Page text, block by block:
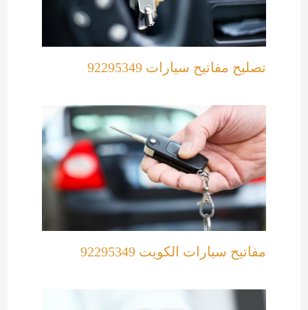
تصليح مفاتيح سيارات 92295349
مفاتيح سيارات الكويت 92295349